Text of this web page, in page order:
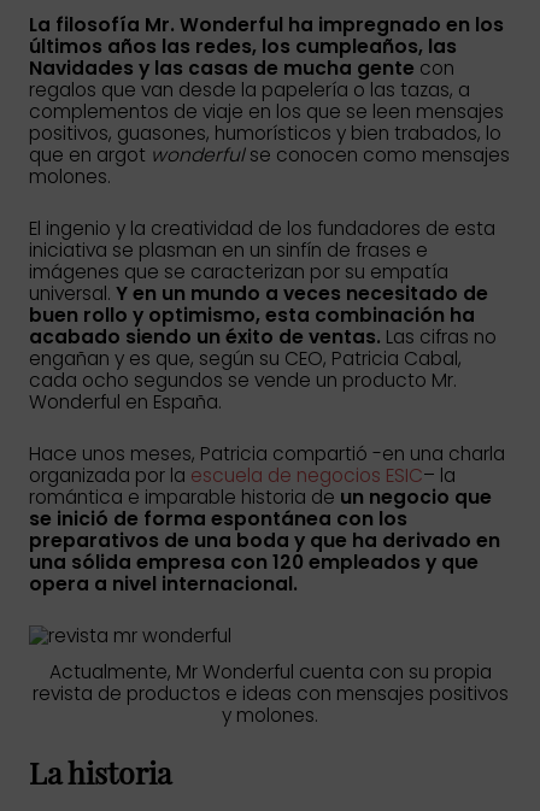
La filosofía Mr. Wonderful ha impregnado en los
últimos años las redes, los cumpleaños, las
Navidades y las casas de mucha gente con
regalos que van desde la papelería o las tazas, a
complementos de viaje en los que se leen mensajes
positivos, guasones, humorísticos y bien trabados, lo
que en argot wonderfulse conocen como mensajes
molones.
El ingenio y la creatividad de los fundadores de esta
iniciativa se plasman en un sinfín de frases e
imágenes que se caracterizan por su empatía
universal. Y en un mundo a veces necesitado de
buen rollo y optimismo, esta combinación ha
acabado siendo un éxito de ventas. Las cifras no
engañan y es que, según su CEO, Patricia Cabal,
cada ocho segundos se vende un producto Mr.
Wonderful en España.
Hace unos meses, Patricia compartió -en una charla
organizada por la escuela de negocios ESIC– la
romántica e imparable historia de un negocio que
se inició de forma espontánea con los
preparativos de una boda y que ha derivado en
una sólida empresa con 120 empleados y que
opera a nivel internacional.
Actualmente, Mr Wonderful cuenta con su propia
revista de productos e ideas con mensajes positivos
y molones.
La historia